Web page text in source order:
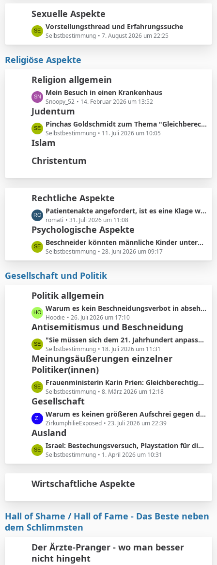
e
t
g
t
e
B
e
t
ä
g
e
Sexuelle Aspekte
L
e
t
z
t
e
B
e
i
t
r
ä
g
Vorstellungsthread und Erfahrungssuche
Selbstbestimmung 7. August 2026 um 22:25
Religiöse Aspekte
Religion allgemein
L
e
z
t
e
e
t
ä
g
e
Mein Besuch in einen Krankenhaus
Snoopy_52 14. Februar 2026 um 13:52
Judentum
L
e
t
t
i
t
r
ä
g
e
Pinchas Goldschmidt zum Thema "Gleichberechtigung von Mann und Frau"
Selbstbestimmung 11. Juli 2026 um 10:05
Islam
Christentum
Rechtliche Aspekte
L
e
t
z
t
e
e
t
r
ä
g
e
Patientenakte angefordert, ist es eine Klage wert?
romati 31. Juli 2026 um 11:08
Psychologische Aspekte
L
e
t
t
e
B
e
i
t
r
ä
g
e
Beschneider könnten männliche Kinder unterbewusst als ihre künftigen Konkurrenten bei der Partnersuche wahrnehmen.
Selbstbestimmung 28. Juni 2026 um 09:17
Gesellschaft und Politik
Politik allgemein
L
e
t
z
t
e
B
e
i
r
ä
g
e
Warum es kein Beschneidungsverbot in absehbarer Zukunft geben wird: Vermeidung von Schmerzensgeld.
Hoodie 26. Juli 2026 um 17:10
Antisemitismus und Beschneidung
L
e
t
z
e
B
e
i
r
ä
g
e
"Sie müssen sich dem 21. Jahrhundert anpassen"
Selbstbestimmung 18. Juli 2026 um 11:31
Meinungsäußerungen einzelner
Politiker(innen)
L
e
t
z
t
e
e
r
ä
g
Frauenministerin Karin Prien: Gleichberechtigung sei ..kein nettes Zugeständnis ..sondern ein Verfassungsauftrag
Selbstbestimmung 8. März 2026 um 12:18
Gesellschaft
L
e
t
z
t
e
e
t
r
ä
g
Warum es keinen größeren Aufschrei gegen die Vorhautbeschneidung gibt.
ZirkumphilieExposed 23. Juli 2026 um 22:39
Ausland
L
e
t
t
B
e
t
r
ä
g
Israel: Bestechungsversuch, Playstation für die werdenden Eltern
Selbstbestimmung 1. April 2026 um 10:31
Wirtschaftliche Aspekte
Hall of Shame / Hall of Fame - Das Beste neben
dem Schlimmsten
Der Ärzte-Pranger - wo man besser
nicht hingeht